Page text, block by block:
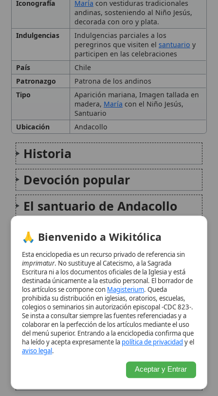
participen en las celebraciones
Chile
Patronazgo
Patrona de los andinos
Tipo
Aparición mariana, Imagen tallada en
madera,María con el Niño Jesús,
Santuario
Ubicación
Andacollo
Historia
Devoción popular
El santuario de Andacollo
Impacto cultural y social
Liturgia y oración
Pilgrimage y turismo
Iconografía y simbolismo
Conclusión
Citas y referencias
Modificado el 11 de octubre de 2025 •FideScore™ 5.58•Citar este
artículo•Paq. Scorm (LMS)•Sugerir mejora•Compartir artículo •
Imprimir artículo•Generar QR•Instalar aplicación
La Virgen Moreneta, también conocida como
Montserrat, es una venerada imagen
🙏 Bienvenido a Wikitólica
Esta enciclopedia es un recurso privado de referencia sin
imprimatur. No sustituye al Catecismo, a la Sagrada
Escritura ni a los documentos oficiales de la Iglesia y está
destinada únicamente a la estudio personal. El borrador de
los artículos se compone conMagisterium. Queda
colegios o seminarios sin autorización episcopal -CDC 823-.
Se insta a consultar siempre las fuentes referenciadas y a
del menú superior. Entrando a la enciclopedia confirma que
ha leído y acepta expresamente lapolítica de privacidady el
aviso legal
Aceptar y Entrar